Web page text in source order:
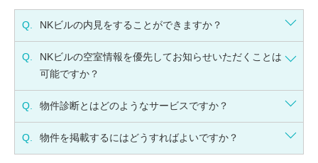
Q. NKビルの内見をすることができますか？
Q.
NKビルの空室情報を優先してお知らせいただくことは
可能ですか？
Q. 物件診断とはどのようなサービスですか？
Q. 物件を掲載するにはどうすればよいですか？